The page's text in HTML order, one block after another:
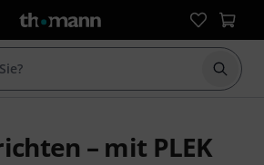
Suche
– mit PLEK